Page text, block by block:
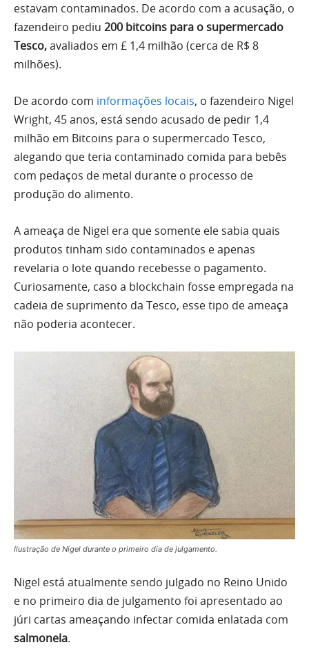
estavam contaminados. De acordo com a acusação, o
fazendeiro pediu 200 bitcoins para o supermercado
Tesco,avaliados em £ 1,4 milhão (cerca de R$ 8
milhões).
De acordo com informações locais, o fazendeiro Nigel
Wright, 45 anos, está sendo acusado de pedir 1,4
milhão em Bitcoins para o supermercado Tesco,
alegando que teria contaminado comida para bebês
com pedaços de metal durante o processo de
produção do alimento.
A ameaça de Nigel era que somente ele sabia quais
produtos tinham sido contaminados e apenas
revelaria o lote quando recebesse o pagamento.
Curiosamente, caso a blockchain fosse empregada na
cadeia de suprimento da Tesco, esse tipo de ameaça
não poderia acontecer.
Ilustração de Nigel durante o primeiro dia de julgamento.
Nigel está atualmente sendo julgado no Reino Unido
e no primeiro dia de julgamento foi apresentado ao
júri cartas ameaçando infectar comida enlatada com
salmonela.